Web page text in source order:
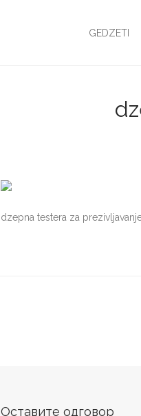
GEDZETI
dzepna testera za
Оставите одговор